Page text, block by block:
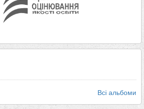
Всі альбоми